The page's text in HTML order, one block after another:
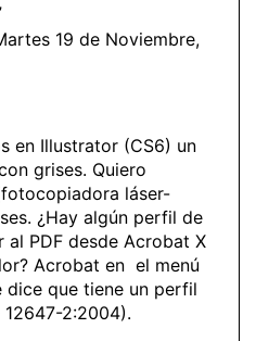
19 de Noviembre,
en Illustrator (CS6) un
grises. Quiero
láser-
¿Hay algún perfil de
PDF desde Acrobat X
Acrobat en el menú
que tiene un perfil
12647-2:2004).